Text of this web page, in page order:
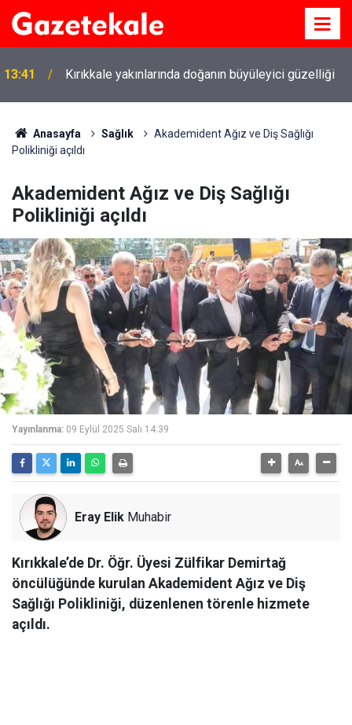
12:26
tamamlandı
Anasayfa Sağlık
Akademident Ağız ve Diş Sağlığı
Polikliniği açıldı
Akademident Ağız ve Diş Sağlığı
Polikliniği açıldı
Yayınlanma: 09 Eylül 2025 Salı 14:39
Eray Elik Muhabir
Kırıkkale’de Dr. Öğr. Üyesi Zülfikar Demirtağ
öncülüğünde kurulan Akademident Ağız ve Diş
Sağlığı Polikliniği, düzenlenen törenle hizmete
açıldı.